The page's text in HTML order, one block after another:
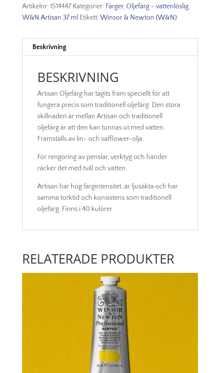
mängd
Artikelnr:1514447 Kategorier: Färger,Oljefärg - vattenlöslig,
W&N Artisan 37 ml Etikett:Winsor & Newton (W&N)
Beskrivning
BESKRIVNING
Artisan Oljefärg har tagits fram speciellt för att
fungera precis som traditionell oljefärg. Den stora
skillnaden är mellan Artisan och traditionell
oljefärg är att den kan tunnas ut med vatten.
Framställs av lin- och safflower-olja.
För rengöring av penslar, verktyg och händer
räcker det med tvål och vatten.
Artisan har hög färgintensitet, är ljusäkta och har
samma torktid och konsistens som traditionell
oljefärg. Finns i 40 kulörer
RELATERADE PRODUKTER